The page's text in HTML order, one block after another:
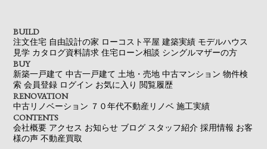
BUILD
注文住宅 自由設計の家 ローコスト平屋 建築実績 モデルハウス
見学 カタログ資料請求 住宅ローン相談 シングルマザーの方
BUY
新築一戸建て 中古一戸建て 土地・売地 中古マンション 物件検
索 会員登録 ログイン お気に入り 閲覧履歴
RENOVATION
中古リノベーション ７０年代不動産リノベ 施工実績
CONTENTS
会社概要 アクセス お知らせ ブログ スタッフ紹介 採用情報 お客
様の声 不動産買取